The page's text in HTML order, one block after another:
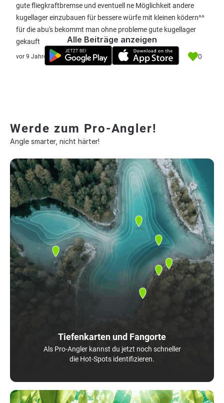
gute fliegkraftbremse und eventuell ne Möglichkeit andere
kugellager einzubauen für bessere würfe mit kleinen ködern^^
für die abu's bekommt man ohne probleme gute kugellager
gekauft
vor 9 Jahre 0
Alle Beiträge anzeigen
Werde zum Pro-Angler!
Angle smarter, nicht härter!
Tiefenkarten und Fangorte
Als Pro-Angler kannst du jetzt noch schneller
die Hot-Spots identifizieren.